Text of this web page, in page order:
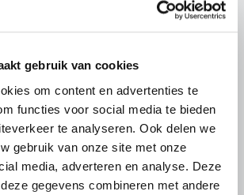
gebruik van cookies
om content en advertenties te
functies voor social media te bieden
te analyseren. Ook delen we
gebruik van onze site met onze
media, adverteren en analyse. Deze
gegevens combineren met andere
vrijwel alle land- en
droogte en hitte zorgen voor
in de Nederlandse land- en
ziet de gevolgen inmiddels in
terug.
Lees meer